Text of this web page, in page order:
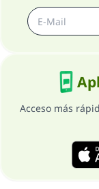
Acceso más